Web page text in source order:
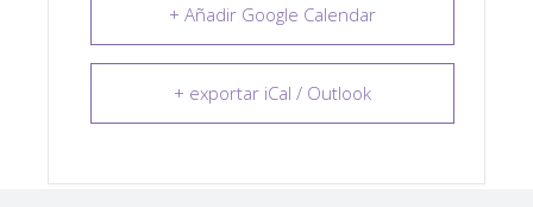
+ Añadir Google Calendar
+ exportar iCal / Outlook